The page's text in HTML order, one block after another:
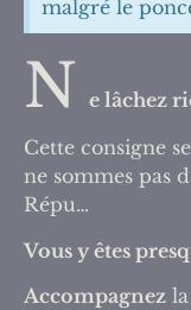
malgré le
N e lâchez
Cette consigne
ne sommes pas
Répu…
Vous y êtes
Accompagnez